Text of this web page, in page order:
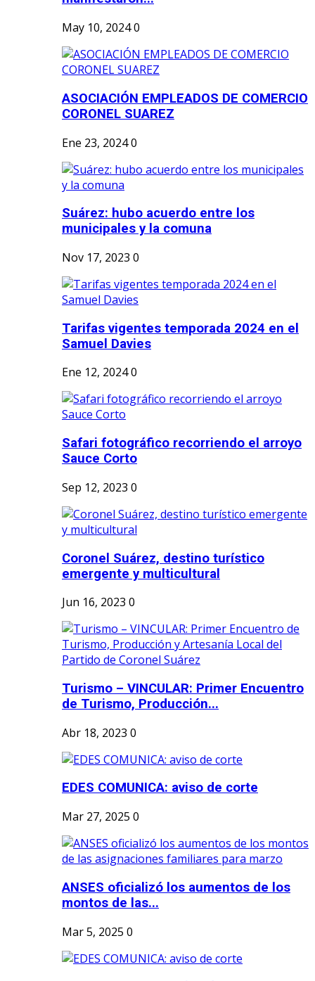
May 10, 20240
ASOCIACIÓN EMPLEADOS DE COMERCIO
CORONEL SUAREZ
Ene 23, 20240
Suárez: hubo acuerdo entre los
municipales y la comuna
Nov 17, 2023 0
Tarifas vigentes temporada 2024 en el
Samuel Davies
Ene 12, 20240
Safari fotográfico recorriendo el arroyo
Sauce Corto
Sep 12, 2023 0
Coronel Suárez, destino turístico
emergente y multicultural
Jun 16, 2023 0
Turismo – VINCULAR: Primer Encuentro
de Turismo, Producción...
Abr 18, 2023 0
EDES COMUNICA: aviso de corte
Mar 27, 2025 0
ANSES oficializó los aumentos de los
montos de las...
Mar 5, 2025 0